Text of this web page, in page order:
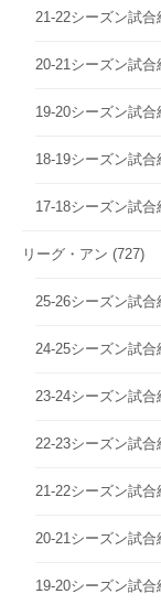
21-22シーズン試合
20-21シーズン試合
19-20シーズン試合
18-19シーズン試合
17-18シーズン試合
リーグ・アン (727)
25-26シーズン試合
24-25シーズン試合
23-24シーズン試合
22-23シーズン試合
21-22シーズン試合
20-21シーズン試合
19-20シーズン試合